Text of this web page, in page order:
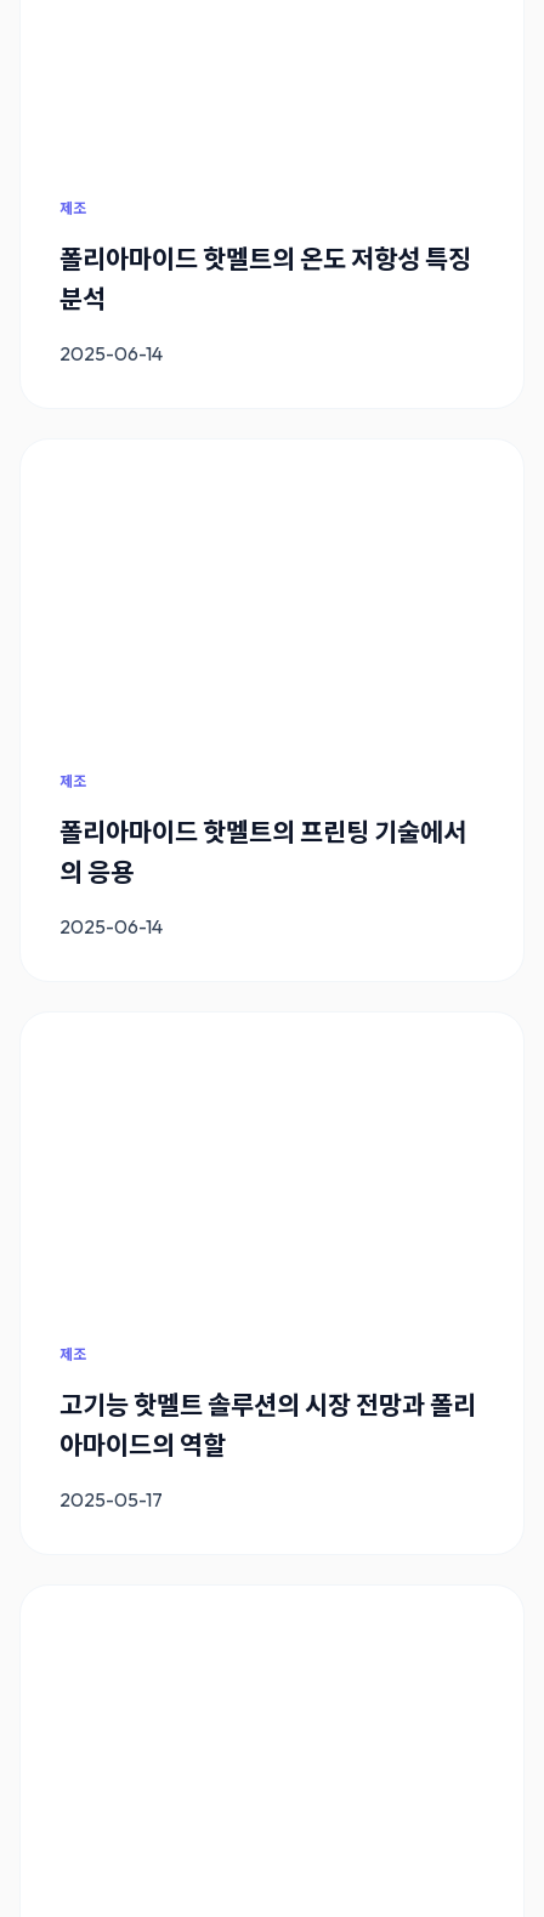
제조
폴리아마이드 핫멜트의 온도 저항성 특징
분석
2025-06-14
제조
폴리아마이드 핫멜트의 프린팅 기술에서
의 응용
2025-06-14
제조
고기능 핫멜트 솔루션의 시장 전망과 폴리
아마이드의 역할
2025-05-17